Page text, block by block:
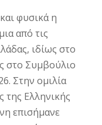
φυσικά η
από τις
ιδίως στο
στο Συμβούλιο
Στην ομιλία
Ελληνικής
επισήμανε